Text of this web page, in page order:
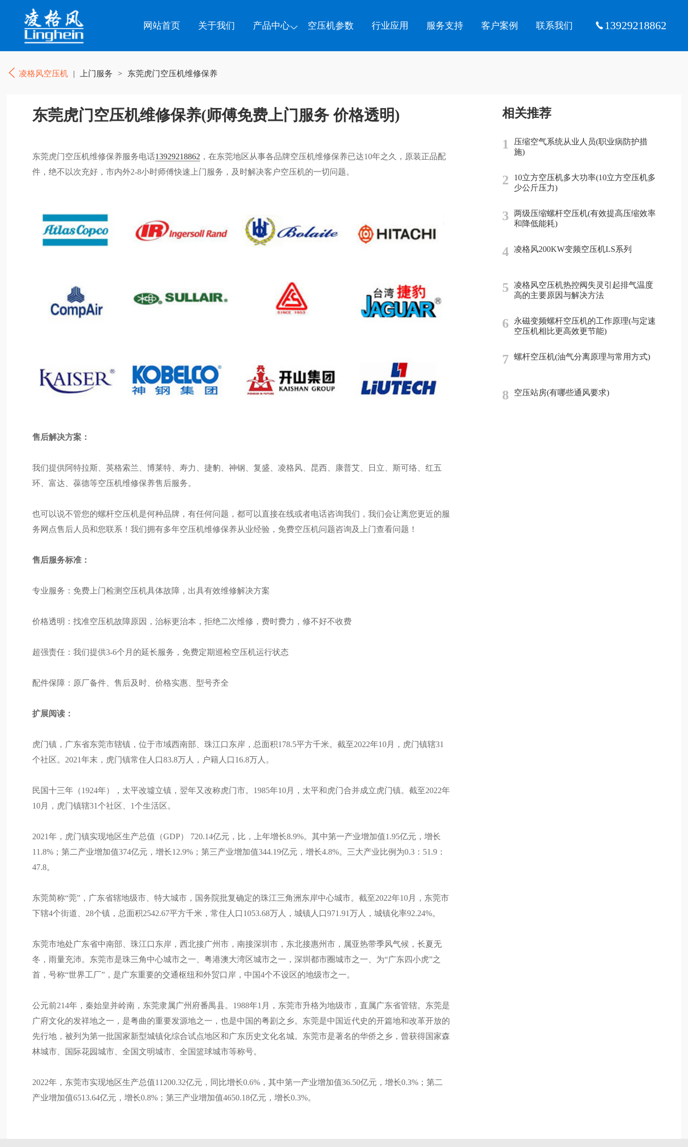
网站首页 关于我们 产品中心 空压机参数 行业应用 服务支持 客户案例 联系我们 13929218862
凌格风空压机 | 上门服务 > 东莞虎门空压机维修保养
东莞虎门空压机维修保养(师傅免费上门服务 价格透明)
东莞虎门空压机维修保养服务电话13929218862 ，在东莞地区从事各品牌空压机维修保养已达10年之久，原装正品配
件，绝不以次充好，市内外2-8小时师傅快速上门服务，及时解决客户空压机的一切问题。
售后解决方案：
我们提供阿特拉斯、英格索兰、博莱特、寿力、捷豹、神钢、复盛、凌格风、昆西、康普艾、日立、斯可络、红五
环、富达、葆德等空压机维修保养售后服务。
也可以说不管您的螺杆空压机是何种品牌，有任何问题，都可以直接在线或者电话咨询我们，我们会让离您更近的服
务网点售后人员和您联系！我们拥有多年空压机维修保养从业经验，免费空压机问题咨询及上门查看问题！
售后服务标准：
专业服务：免费上门检测空压机具体故障，出具有效维修解决方案
价格透明：找准空压机故障原因，治标更治本，拒绝二次维修，费时费力，修不好不收费
超强责任：我们提供3-6个月的延长服务，免费定期巡检空压机运行状态
配件保障：原厂备件、售后及时、价格实惠、型号齐全
扩展阅读：
虎门镇，广东省东莞市辖镇，位于市域西南部、珠江口东岸，总面积178.5平方千米。截至2022年10月，虎门镇辖31
个社区。2021年末，虎门镇常住人口83.8万人，户籍人口16.8万人。
民国十三年（1924年），太平改墟立镇，翌年又改称虎门市。1985年10月，太平和虎门合并成立虎门镇。截至2022年
10月，虎门镇辖31个社区、1个生活区。
2021年，虎门镇实现地区生产总值（GDP） 720.14亿元，比，上年增长8.9%。其中第一产业增加值1.95亿元，增长
11.8%；第二产业增加值374亿元，增长12.9%；第三产业增加值344.19亿元，增长4.8%。三大产业比例为0.3：51.9：
47.8。
东莞简称“莞”，广东省辖地级市、特大城市，国务院批复确定的珠江三角洲东岸中心城市。截至2022年10月，东莞市
下辖4个街道、28个镇，总面积2542.67平方千米，常住人口1053.68万人，城镇人口971.91万人，城镇化率92.24%。
东莞市地处广东省中南部、珠江口东岸，西北接广州市，南接深圳市，东北接惠州市，属亚热带季风气候，长夏无
冬，雨量充沛。东莞市是珠三角中心城市之一、粤港澳大湾区城市之一，深圳都市圈城市之一、为“广东四小虎”之
首，号称“世界工厂”，是广东重要的交通枢纽和外贸口岸，中国4个不设区的地级市之一。
公元前214年，秦始皇并岭南，东莞隶属广州府番禺县。1988年1月，东莞市升格为地级市，直属广东省管辖。东莞是
广府文化的发祥地之一，是粤曲的重要发源地之一，也是中国的粤剧之乡。东莞是中国近代史的开篇地和改革开放的
先行地，被列为第一批国家新型城镇化综合试点地区和广东历史文化名城。东莞市是著名的华侨之乡，曾获得国家森
林城市、国际花园城市、全国文明城市、全国篮球城市等称号。
2022年，东莞市实现地区生产总值11200.32亿元，同比增长0.6%，其中第一产业增加值36.50亿元，增长0.3%；第二
产业增加值6513.64亿元，增长0.8%；第三产业增加值4650.18亿元，增长0.3%。
相关推荐
1
压缩空气系统从业人员(职业病防护措
施)
2
10立方空压机多大功率(10立方空压机多
少公斤压力)
3
两级压缩螺杆空压机(有效提高压缩效率
和降低能耗)
4 凌格风200KW变频空压机LS系列
5
凌格风空压机热控阀失灵引起排气温度
高的主要原因与解决方法
6
永磁变频螺杆空压机的工作原理(与定速
空压机相比更高效更节能)
7 螺杆空压机(油气分离原理与常用方式)
8 空压站房(有哪些通风要求)